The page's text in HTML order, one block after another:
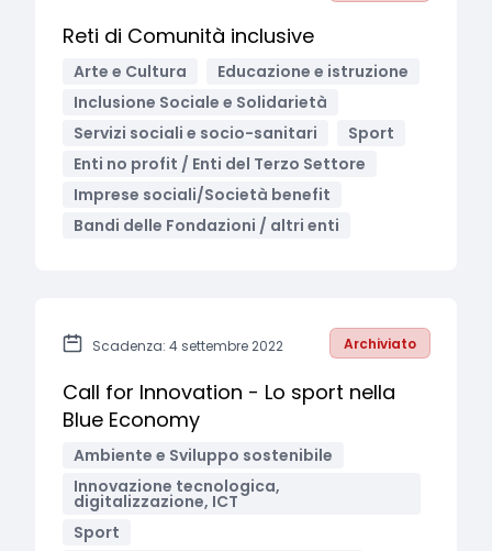
Reti di Comunità inclusive
Arte e Cultura
Educazione e istruzione
Inclusione Sociale e Solidarietà
Servizi sociali e socio-sanitari
Sport
Enti no profit / Enti del Terzo Settore
Imprese sociali/Società benefit
Bandi delle Fondazioni / altri enti
Scadenza: 4 settembre 2022 Archiviato
Call for Innovation - Lo sport nella
Blue Economy
Ambiente e Sviluppo sostenibile
Innovazione tecnologica,
digitalizzazione, ICT
Sport